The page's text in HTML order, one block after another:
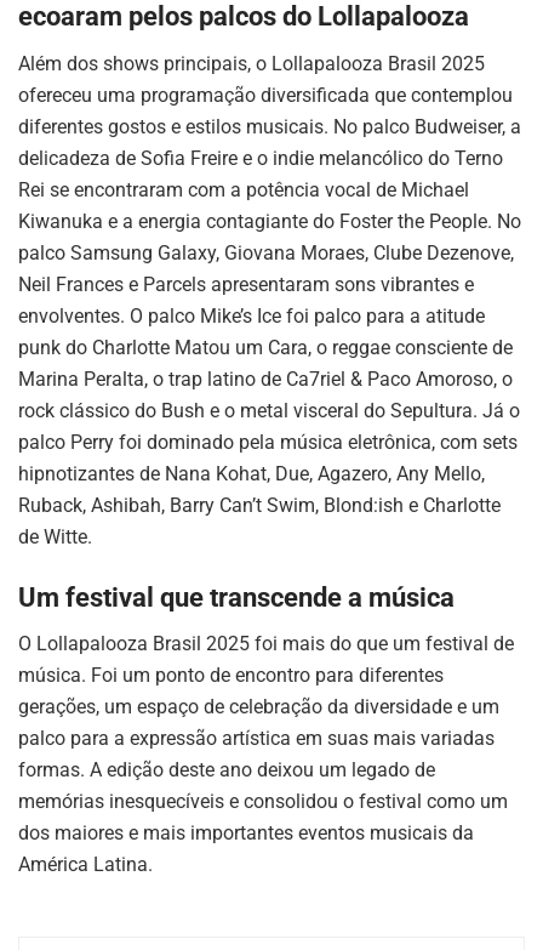
ecoaram pelos palcos do Lollapalooza
Além dos shows principais, o Lollapalooza Brasil 2025
ofereceu uma programação diversificada que contemplou
diferentes gostos e estilos musicais. No palco Budweiser, a
delicadeza de Sofia Freire e o indie melancólico do Terno
Rei se encontraram com a potência vocal de Michael
Kiwanuka e a energia contagiante do Foster the People. No
palco Samsung Galaxy, Giovana Moraes, Clube Dezenove,
Neil Frances e Parcels apresentaram sons vibrantes e
envolventes. O palco Mike’s Ice foi palco para a atitude
punk do Charlotte Matou um Cara, o reggae consciente de
Marina Peralta, o trap latino de Ca7riel & Paco Amoroso, o
rock clássico do Bush e o metal visceral do Sepultura. Já o
palco Perry foi dominado pela música eletrônica, com sets
hipnotizantes de Nana Kohat, Due, Agazero, Any Mello,
Ruback, Ashibah, Barry Can’t Swim, Blond:ish e Charlotte
de Witte.
Um festival que transcende a música
O Lollapalooza Brasil 2025 foi mais do que um festival de
música. Foi um ponto de encontro para diferentes
gerações, um espaço de celebração da diversidade e um
palco para a expressão artística em suas mais variadas
formas. A edição deste ano deixou um legado de
memórias inesquecíveis e consolidou o festival como um
dos maiores e mais importantes eventos musicais da
América Latina.